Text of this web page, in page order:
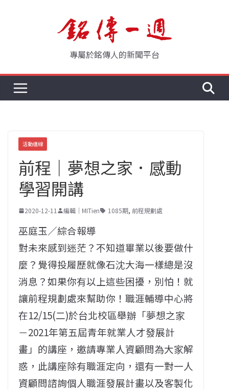
專屬於銘傳人的新聞平台
活動連線
前程｜夢想之家．感動
學習開講
2020-12-11 編輯｜MITien 1085期, 前程規劃處
巫庭玉／綜合報導
對未來感到迷茫？不知道畢業以後要做什
麼？覺得投履歷就像石沈大海一樣總是沒
消息？如果你有以上這些困擾，別怕！就
讓前程規劃處來幫助你！職涯輔導中心將
在12/15(二)於台北校區舉辦「夢想之家
－2021年第五屆青年就業人才發展計
畫」的講座，邀請專業人資顧問為大家解
惑，此講座除有職涯定向，還有一對一人
資顧問諮詢個人職涯發展計畫以及客製化